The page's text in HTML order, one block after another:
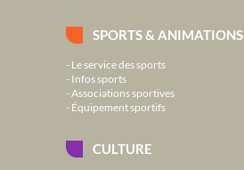
SPORTS & ANIMATIONS
Le service des sports
Infos sports
Associations sportives
Équipement sportifs
CULTURE